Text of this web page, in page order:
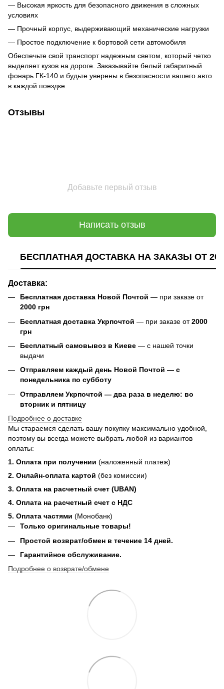
— Высокая яркость для безопасного движения в сложных
условиях
— Прочный корпус, выдерживающий механические нагрузки
— Простое подключение к бортовой сети автомобиля
Обеспечьте свой транспорт надежным светом, который четко
выделяет кузов на дороге. Заказывайте белый габаритный
фонарь ГК-140 и будьте уверены в безопасности вашего авто
в каждой поездке.
Отзывы
Добавьте первый отзыв
Написать отзыв
БЕСПЛАТНАЯ ДОСТАВКА НА ЗАКАЗЫ ОТ
Доставка:
Бесплатная доставка Новой Почтой — при заказе от
2000 грн
Бесплатная доставка Укрпочтой — при заказе от2000
грн
Бесплатный самовывоз в Киеве — с нашей точки
выдачи
Отправляем каждый день Новой Почтой — с
понедельника по субботу
Отправляем Укрпочтой — два раза в неделю: во
вторник и пятницу
Подробнее о доставке
Мы стараемся сделать вашу покупку максимально удобной,
поэтому вы всегда можете выбрать любой из вариантов
оплаты:
1. Оплата при получении (наложенный платеж)
2. Онлайн-оплата картой (без комиссии)
3. Оплата на расчетный счет (UBAN)
4. Оплата на расчетный счет с НДС
5. Оплата частями (Монобанк)
Только оригинальные товары!
Простой возврат/обмен в течение 14 дней.
Гарантийное обслуживание.
Подробнее о возврате/обмене